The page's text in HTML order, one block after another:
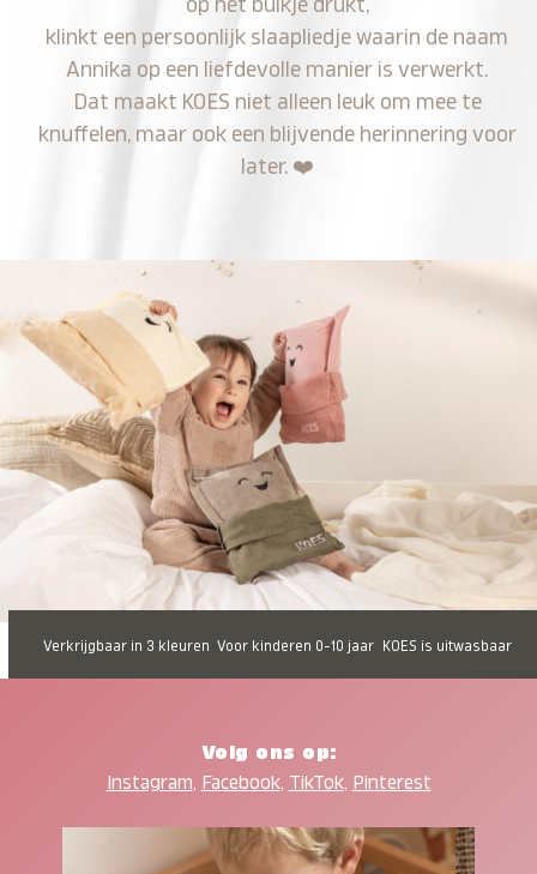
op het buikje drukt,
klinkt een persoonlijk slaapliedje waarin de naam
Annika op een liefdevolle manier is verwerkt.
Dat maakt KOES niet alleen leuk om mee te
knuffelen, maar ook een blijvende herinnering voor
later. ❤️
Verkrijgbaar in 3 kleuren Voor kinderen 0-10 jaar KOES is uitwasbaar
Volg ons op:
Instagram, Facebook, TikTok, Pinterest